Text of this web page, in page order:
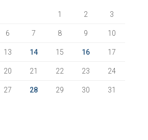
1 2 3
6 7 8 9 10
13 14 15 16 17
20 21 22 23 24
27 28 29 30
31